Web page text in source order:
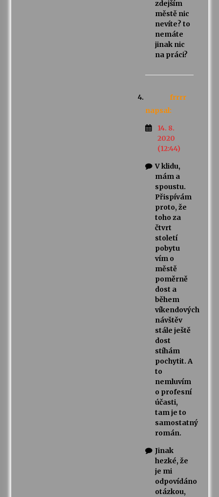
zdejším
městě nic
nevíte? to
nemáte
jinak nic
na práci?
frrrr
napsal:
14. 8.
2020
(12:44)
V klidu,
mám a
spoustu.
Přispívám
proto, že
toho za
čtvrt
století
pobytu
vím o
městě
poměrně
dost a
během
víkendových
návštěv
stále ještě
dost
stíhám
pochytit. A
to
nemluvím
o profesní
účasti,
tam je to
samostatný
román.
Jinak
hezké, že
je mi
odpovídáno
otázkou,